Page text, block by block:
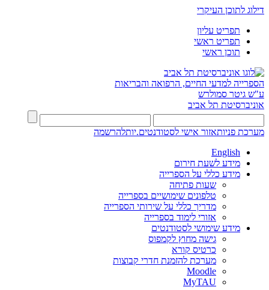
דילוג לתוכן העיקרי
תפריט עליון
תפריט ראשי
תוכן ראשי
הספרייה למדעי החיים, הרפואה והבריאות
ע"ש גיטר סמולרש
אוניברסיטת תל אביב
מערכת פניותאזור אישי לסטודנטים.יותלהרשמה
English
מידע לשעת חירום
מידע כללי על הספרייה
שעות פתיחה
טלפונים שימושיים בספרייה
מדריך כללי על שירותי הספרייה
אזורי לימוד בספרייה
מידע שימושי לסטודנטים
גישה מחוץ לקמפוס
כרטיס קורא
מערכת להזמנת חדרי קבוצות
Moodle
MyTAU